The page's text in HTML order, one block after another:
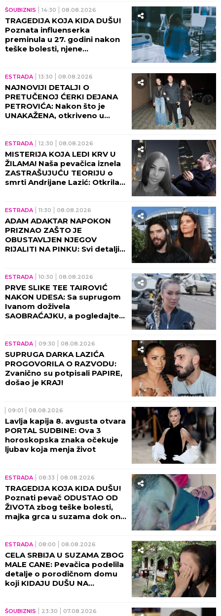
ŠOUBIZNIS 14:30 08.08.2026
TRAGEDIJA KOJA KIDA DUŠU!
Poznata influenserka
preminula u 27. godini nakon
teške bolesti, njene
ESTRADA 13:30 08.08.2026
NAJNOVIJI DETALJI O
PRETUČENOJ ĆERKI DEJANA
PETROVIĆA: Nakon što je
UNAKAŽENA, otkriveno u
ESTRADA 12:30 08.08.2026
MISTERIJA KOJA LEDI KRV U
ŽILAMA! Naša pevačica iznela
ZASTRAŠUJUĆU TEORIJU o
smrti Andrijane Lazić: Otkrila
ESTRADA 11:30 08.08.2026
ADAM ADAKTAR NAPOKON
PRIZNAO ZAŠTO JE
OBUSTAVLJEN NJEGOV
RIJALITI NA PINKU: Svi detalji
ESTRADA 10:30 08.08.2026
PRVE SLIKE TEE TAIROVIĆ
NAKON UDESA: Sa suprugom
Ivanom doživela
SAOBRAĆAJKU, a pogledajte
ESTRADA 09:30 08.08.2026
SUPRUGA DARKA LAZIĆA
PROGOVORILA O RAZVODU:
Zvanično su potpisali PAPIRE,
došao je KRAJ!
09:01 08.08.2026
Lavlja kapija 8. avgusta otvara
PORTAL SUDBINE: Ova 3
horoskopska znaka očekuje
ljubav koja menja život
ESTRADA 08:33 08.08.2026
TRAGEDIJA KOJA KIDA DUŠU!
Poznati pevač ODUSTAO OD
ŽIVOTA zbog teške bolesti,
majka grca u suzama dok on
ESTRADA 08:00 08.08.2026
CELA SRBIJA U SUZAMA ZBOG
MALE CANE: Pevačica podelila
detalje o porodičnom domu
koji KIDAJU DUŠU NA
ŠOUBIZNIS 23:30 07.08.2026